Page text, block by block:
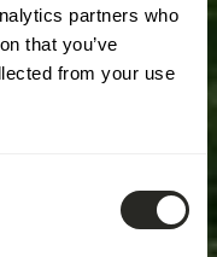
partners who
that you’ve
from your use